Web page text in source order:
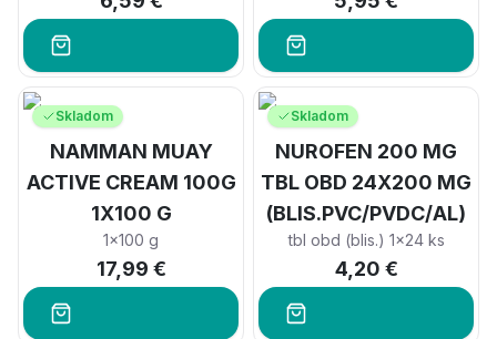
Skladom
NAMMAN MUAY
ACTIVE CREAM 100G
1X100 G
1x100 g
17,99 €
Skladom
NUROFEN 200 MG
TBL OBD 24X200 MG
(BLIS.PVC/PVDC/AL)
tbl obd (blis.) 1x24 ks
4,20 €